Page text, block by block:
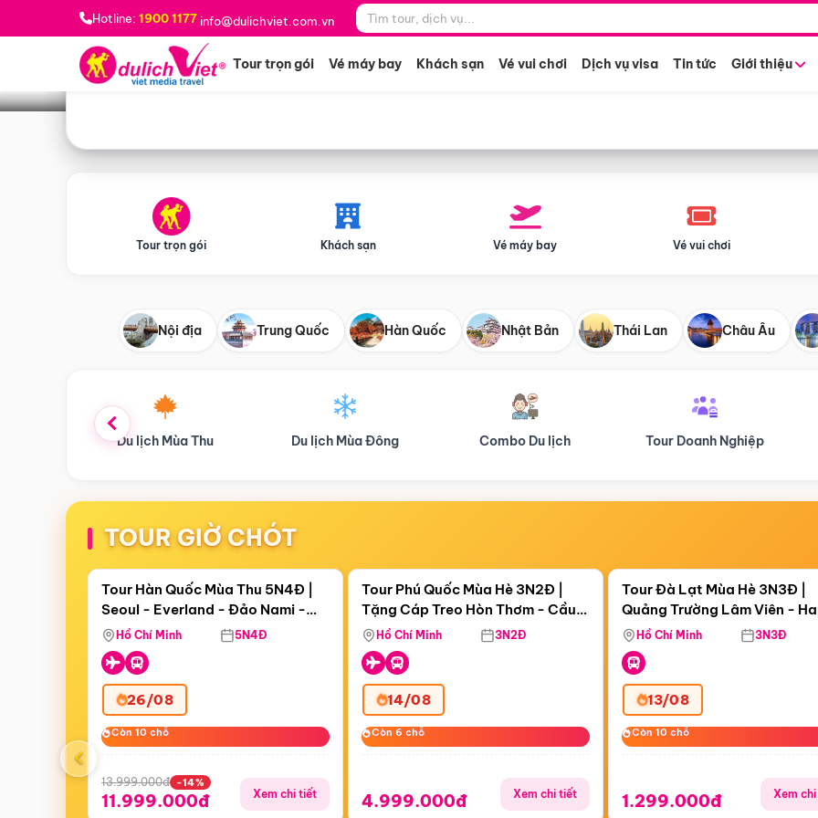
Hotline: 1900 1177 info@dulichviet.com.vn
Tour trọn gói Vé máy bay Khách sạn Vé vui chơi Dịch vụ visa Tin tức Giới thiệu
Bạn muốn đi đâu? *
Tour trọn gói Khách sạn Vé máy bay Vé vui chơi
Nội địa Trung Quốc Hàn Quốc Nhật Bản Thái Lan Châu Âu
Du lịch Mùa Đông Combo Du lịch Tour Doanh Nghiệp Du lịch Hành Hương
TOUR GIỜ CHÓT
Còn19 ngày 00:01:40
Điểm nổi bật
Tour Hàn Quốc Mùa Thu 5N4Đ |
Seoul - Everland - Đảo Nami -
Tháp Namsan (Bay Sun Phuquoc
Airways)
Hồ Chí Minh 5N4Đ
26/08
Còn 10 chỗ
Còn 10 chỗ
13.999.000đ -14%
11.999.000đ Xem chi tiết
Còn07 ngày 00:01:40
Tặng Cáp Treo Hòn Thơm
Tour Phú Quốc Mùa Hè 3N2Đ |
Tặng Cáp Treo Hòn Thơm - Cầu
Hôn - Công Viên Nước Aquatopia
Hồ Chí Minh 3N2Đ
14/08
Còn 6 chỗ
Còn 6 chỗ
4.999.000đ Xem chi tiết
Còn06 ngày 00:01:40
Tour Đà Lạt Mùa Hè 3N3Đ |
Quảng Trường Lâm Viên -
Hill - Puppy Farm
Hồ Chí Minh 3N3Đ
13/08
Còn 10 chỗ
Còn 10 chỗ
1.299.000đ Xem
‹